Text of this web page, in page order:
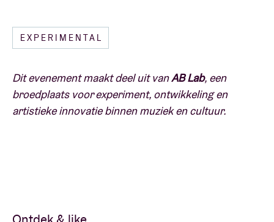
voor muzikanten, producers, componisten en
uitvoerende kunstenaars die ruimte als een actief en
integreren en hun muzikale benadering willen
verbreden.
EXPERIMENTAL
Dit evenement maakt deel uit vanAB Lab, een
broedplaats voor experiment, ontwikkeling en
artistieke innovatie binnen muziek en cultuur.